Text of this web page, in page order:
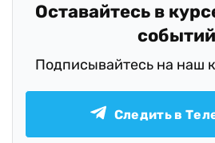
Оставайтесь в
Подписывайтесь на наш
Следить в